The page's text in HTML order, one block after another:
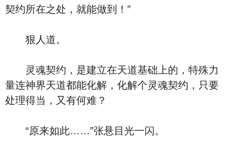
契约所在之处，就能做到！”
狠人道。
灵魂契约，是建立在天道基础上的，特殊力
量连神界天道都能化解，化解个灵魂契约，只要
处理得当，又有何难？
“原来如此……”张悬目光一闪。